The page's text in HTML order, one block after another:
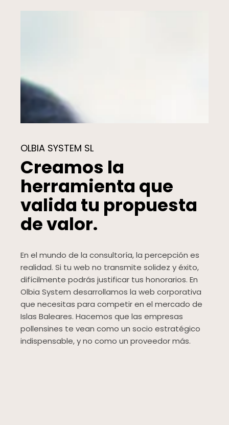
OLBIA SYSTEM SL
Creamos la
herramienta que
valida tu propuesta
de valor.
En el mundo de la consultoría, la percepción es
realidad. Si tu web no transmite solidez y éxito,
difícilmente podrás justificar tus honorarios. En
Olbia System desarrollamos la web corporativa
que necesitas para competir en el mercado de
Islas Baleares. Hacemos que las empresas
pollensines te vean como un socio estratégico
indispensable, y no como un proveedor más.